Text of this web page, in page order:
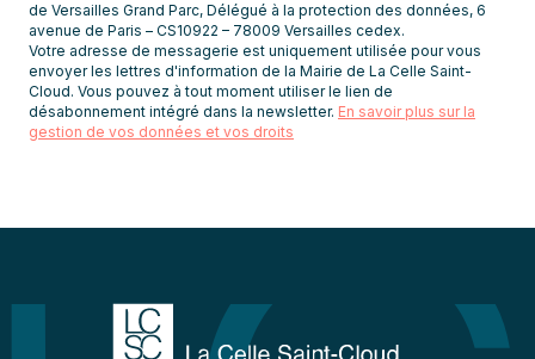
de Versailles Grand Parc, Délégué à la protection des données, 6
avenue de Paris – CS10922 – 78009 Versailles cedex.
Votre adresse de messagerie est uniquement utilisée pour vous
envoyer les lettres d'information de la Mairie de La Celle Saint-
Cloud. Vous pouvez à tout moment utiliser le lien de
désabonnement intégré dans la newsletter. En savoir plus sur la
gestion de vos données et vos droits